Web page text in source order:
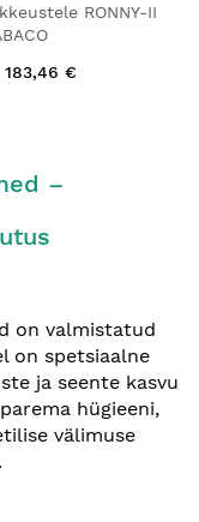
RONNY-II
183,46 €
–
on valmistatud
on spetsiaalne
ja seente kasvu
hügieeni,
välimuse